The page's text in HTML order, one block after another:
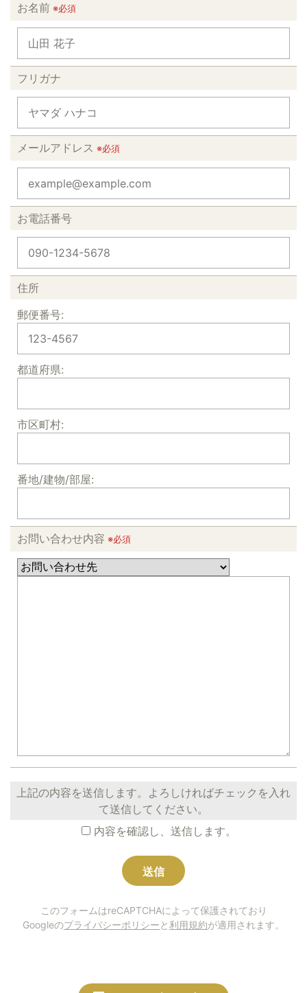
お名前 ※必須
フリガナ
メールアドレス ※必須
お電話番号
住所
郵便番号:
都道府県:
市区町村:
番地/建物/部屋:
お問い合わせ内容 ※必須
上記の内容を送信します。よろしければチェックを入れ
て送信してください。
内容を確認し、送信します。
このフォームはreCAPTCHAによって保護されており
Googleのプライバシーポリシーと利用規約が適用されます。